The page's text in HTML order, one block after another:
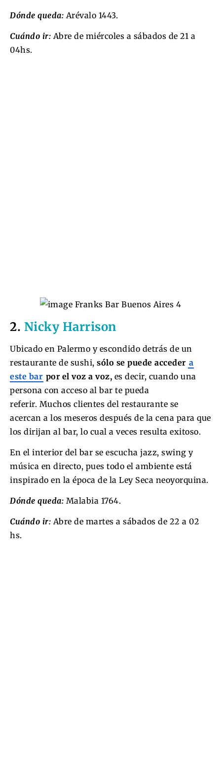
Dónde queda: Arévalo 1443.
Cuándo ir: Abre de miércoles a sábados de 21 a
04hs.
2. Nicky Harrison
Ubicado en Palermo y escondido detrás de un
restaurante de sushi, sólo se puede acceder a
este bar por el voz a voz, es decir, cuando una
persona con acceso al bar te pueda
referir. Muchos clientes del restaurante se
acercan a los meseros después de la cena para que
los dirijan al bar, lo cual a veces resulta exitoso.
En el interior del bar se escucha jazz, swing y
música en directo, pues todo el ambiente está
inspirado en la época de la Ley Seca neoyorquina.
Dónde queda: Malabia 1764.
Cuándo ir: Abre de martes a sábados de 22 a 02
hs.